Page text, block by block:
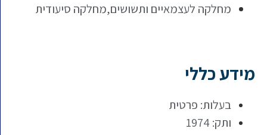
מחלקה לעצמאיים ותשושים,מחלקה סיעודית
מידע כללי
בעלות: פרטית
ותק: 1974